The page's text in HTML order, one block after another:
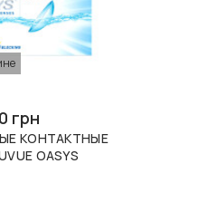
грн
КОНТАКТНЫЕ
OASYS